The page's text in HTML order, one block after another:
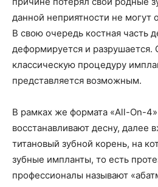
данной неприятности не могут
В свою очередь костная часть
деформируется и разрушается.
классическую процедуру
представляется возможным.
В рамках же формата «All-On-
восстанавливают десну, далее
титановый зубной корень, на
зубные импланты, то есть
профессионалы называют